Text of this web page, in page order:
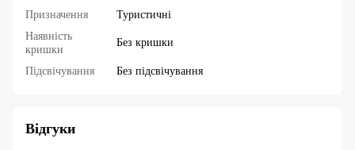
Призначення
Туристичні
Наявність
кришки
Без кришки
Підсвічування Без підсвічування
Відгуки